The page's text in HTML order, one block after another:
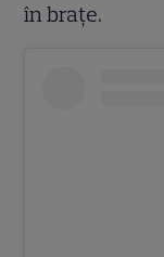
în brațe.